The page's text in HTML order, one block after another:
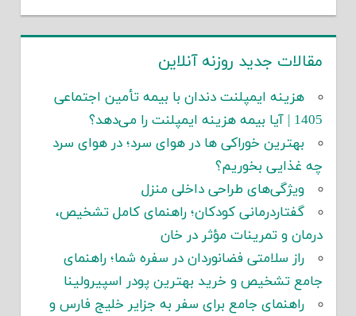
مقالات جدید روزنه آنلاین
هزینه ایمپلنت دندان با بیمه تأمین اجتماعی
1405 | آیا بیمه هزینه ایمپلنت را می‌دهد؟
بهترین خوراکی ها در هوای سرد؛ در هوای سرد
چه غذایی بخوریم؟
ویژگی‌های طراحی داخلی منزل
گفتاردرمانی کودکان؛ راهنمای کامل تشخیص،
درمان و تمرینات مؤثر در خان
راز سلامتی فضانوردان در سفره شما؛ راهنمای
جامع تشخیص و خرید بهترین پودر اسپیرولینا
راهنمای جامع برای سفر به جزایر خلیج فارس و